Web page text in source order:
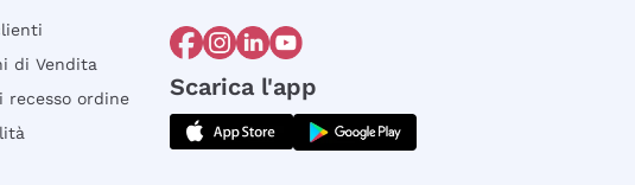
di Vendita
recesso ordine
Scarica l'app